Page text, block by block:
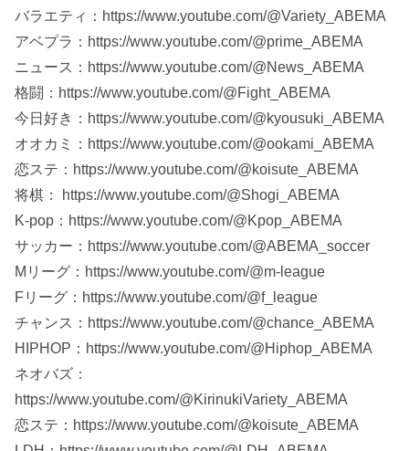
バラエティ：https://www.youtube.com/@Variety_ABEMA
アベプラ：https://www.youtube.com/@prime_ABEMA
ニュース：https://www.youtube.com/@News_ABEMA
格闘：https://www.youtube.com/@Fight_ABEMA
今日好き：https://www.youtube.com/@kyousuki_ABEMA
オオカミ：https://www.youtube.com/@ookami_ABEMA
恋ステ：https://www.youtube.com/@koisute_ABEMA
将棋： https://www.youtube.com/@Shogi_ABEMA
K-pop：https://www.youtube.com/@Kpop_ABEMA
サッカー：https://www.youtube.com/@ABEMA_soccer
Mリーグ：https://www.youtube.com/@m-league
Fリーグ：https://www.youtube.com/@f_league
チャンス：https://www.youtube.com/@chance_ABEMA
HIPHOP：https://www.youtube.com/@Hiphop_ABEMA
ネオバズ：
https://www.youtube.com/@KirinukiVariety_ABEMA
恋ステ：https://www.youtube.com/@koisute_ABEMA